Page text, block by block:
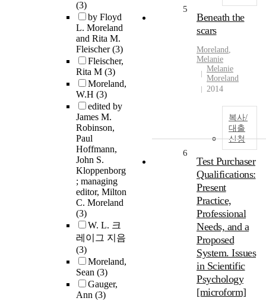
(3)
by Floyd
L. Moreland
and Rita M.
Fleischer(3)
Fleischer,
Rita M (3)
Moreland,
W.H (3)
edited by
James M.
Robinson,
Paul
Hoffmann,
John S.
Kloppenborg
; managing
editor, Milton
C. Moreland
(3)
W. L. 크
레이그 지음
(3)
Moreland,
Sean (3)
Gauger,
Ann (3)
5
Beneath the
scars
Moreland,
Melanie
Melanie
Moreland
2014
복사/
대출
신청
6
Test Purchaser
Qualifications:
Present
Practice,
Professional
Needs, and a
Proposed
System. Issues
in Scientific
Psychology
[microform]